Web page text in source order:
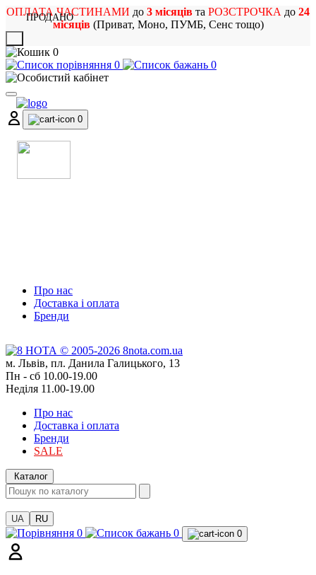
ОПЛАТА ЧАСТИНАМИ до 3 місяців та РОЗСТРОЧКА до 24
місяців(Приват, Моно, ПУМБ, Сенс тощо)
0
0
0
0
Про нас
Доставка і оплата
Бренди
м. Львів, пл. Данила Галицького, 13
Пн - сб 10.00-19.00
Неділя 11.00-19.00
Про нас
Доставка і оплата
Бренди
SALE
Каталог
UA RU
0 0 0
ПРОДАНО